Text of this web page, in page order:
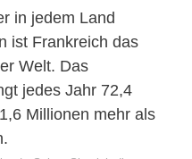
in jedem Land
ist Frankreich das
Welt. Das
jedes Jahr 72,4
Millionen mehr als